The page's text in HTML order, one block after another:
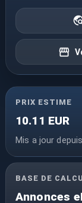
PRIX ESTIME
10.11 EUR
Mis a jour
BASE DE
Annonces